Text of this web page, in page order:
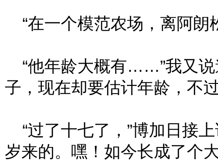
“在一个模范农场，离阿朗
“他年龄大概有……”我又说
子，现在却要估计年龄，不
“过了十七了，”博加日接
岁来的。嘿！如今长成了个